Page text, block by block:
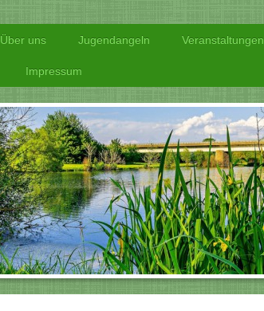
Über uns Jugendangeln Veranstaltungen
Impressum